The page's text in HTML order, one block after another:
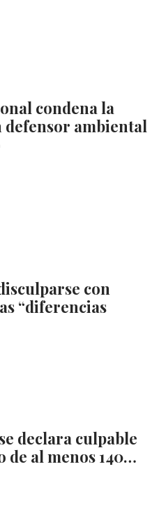
condena la
defensor ambiental
con
“diferencias
declara culpable
de al menos 140…